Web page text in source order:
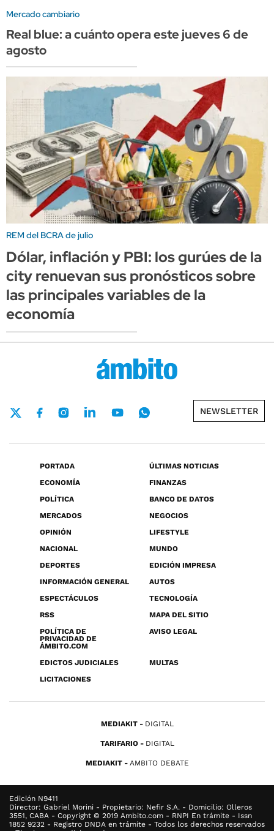
Mercado cambiario
Real blue: a cuánto opera este jueves 6 de
agosto
REM del BCRA de julio
Dólar, inflación y PBI: los gurúes de la
city renuevan sus pronósticos sobre
las principales variables de la
economía
NEWSLETTER
PORTADA
ÚLTIMAS NOTICIAS
ECONOMÍA
FINANZAS
POLÍTICA
BANCO DE DATOS
MERCADOS
NEGOCIOS
OPINIÓN
LIFESTYLE
NACIONAL
MUNDO
DEPORTES
EDICIÓN IMPRESA
INFORMACIÓN GENERAL
AUTOS
ESPECTÁCULOS
TECNOLOGÍA
RSS
MAPA DEL SITIO
POLÍTICA DE
PRIVACIDAD DE
ÁMBITO.COM
AVISO LEGAL
EDICTOS JUDICIALES
MULTAS
LICITACIONES
MEDIAKIT DIGITAL
TARIFARIO DIGITAL
MEDIAKIT AMBITO DEBATE
Edición N9411
Director: Gabriel Morini - Propietario: Nefir S.A. - Domicilio: Olleros
3551, CABA - Copyright © 2019 Ambito.com - RNPI En trámite - Issn
1852 9232 - Registro DNDA en trámite - Todos los derechos reservados